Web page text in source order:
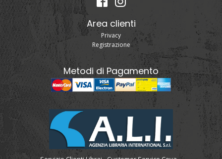
Area clienti
Privacy
Registrazione
Metodi di Pagamento